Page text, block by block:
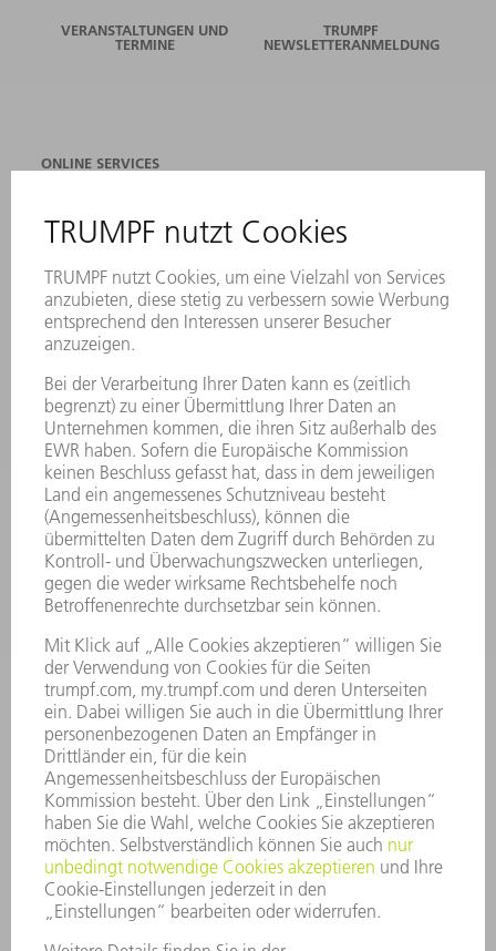
VERANSTALTUNGEN UND
TERMINE
TRUMPF
NEWSLETTERANMELDUNG
ONLINE SERVICES
STANDORTE
NEWSLETTER-ANMELDUNG
MYTRUMPF
SICHERHEITSDATENBLÄTTER
PRODUKTE
LASER
LEISTUNGSELEKTRONIK
ELEKTROWERKZEUGE
SMART FACTORY
SOFTWARE
SERVICES
ANWENDUNGEN
BRANCHEN
UNTERNEHMEN
KARRIERE
STELLENANGEBOTE
VORSTAND
GESCHÄFTSBERICHT
UNTERNEHMENSGRUNDSÄTZE
COMPLIANCE
HINWEISGEBERSYSTEM
SECURITY
PRESSEMITTEILUNGEN
MAGAZINE
LIEFERANTEN
NACHHALTIGKEIT
UMWELT & KLIMA
SOZIALES & GESELLSCHAFT
UNTERNEHMENSFÜHRUNG